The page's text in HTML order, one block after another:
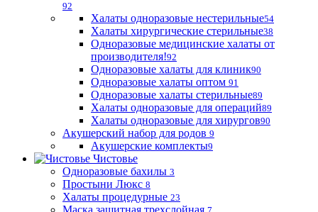
92
Халаты одноразовые нестерильные54
Халаты хирургические стерильные38
Одноразовые медицинские халаты от
производителя!92
Одноразовые халаты для клиник90
Одноразовые халаты оптом 91
Одноразовые халаты стерильные89
Халаты одноразовые для операций89
Халаты одноразовые для хирургов90
Акушерский набор для родов 9
Акушерские комплекты9
Чистовье
Одноразовые бахилы 3
Простыни Люкс 8
Халаты процедурные 23
Маска защитная трехслойная